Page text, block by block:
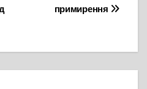
примирення